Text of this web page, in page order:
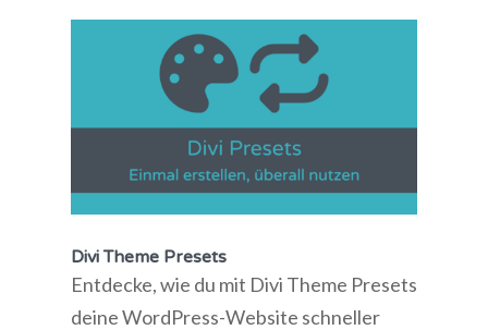
Divi Theme Presets
Entdecke, wie du mit Divi Theme Presets
deine WordPress-Website schneller